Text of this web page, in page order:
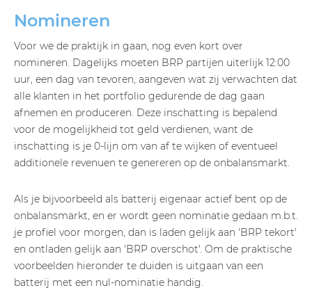
Nomineren
Voor we de praktijk in gaan, nog even kort over
nomineren. Dagelijks moeten BRP partijen uiterlijk 12:00
uur, een dag van tevoren, aangeven wat zij verwachten dat
alle klanten in het portfolio gedurende de dag gaan
afnemen en produceren. Deze inschatting is bepalend
voor de mogelijkheid tot geld verdienen, want de
inschatting is je 0-lijn om van af te wijken of eventueel
additionele revenuen te genereren op de onbalansmarkt.
Als je bijvoorbeeld als batterij eigenaar actief bent op de
onbalansmarkt, en er wordt geen nominatie gedaan m.b.t.
je profiel voor morgen, dan is laden gelijk aan 'BRP tekort'
en ontladen gelijk aan 'BRP overschot'. Om de praktische
voorbeelden hieronder te duiden is uitgaan van een
batterij met een nul-nominatie handig.